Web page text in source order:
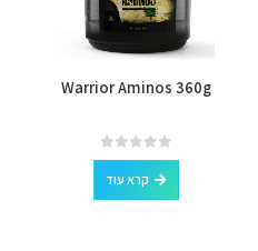
Warrior Aminos 360g
0
out of 5
קרא עוד